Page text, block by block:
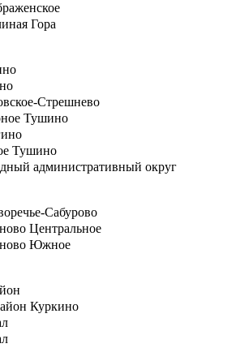
Гора
Стрешнево
Тушино
Тушино
административный округ
Сабурово
Центральное
Южное
Куркино